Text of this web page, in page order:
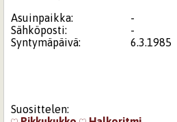
Asuinpaikka:
-
Sähköposti:
-
Syntymäpäivä:
6.3.1985
Suosittelen: